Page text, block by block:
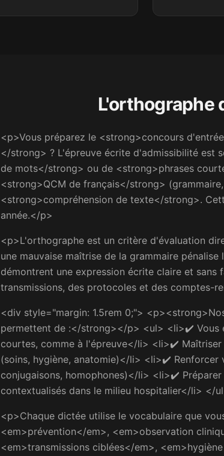
L'orthographe
<p>Vous préparez le <strong>concours
</strong> ? L'épreuve écrite d'admissibilité est
de mots</strong> ou de <strong>phrases
<strong>QCM de français</strong>
<strong>compréhension de texte</strong>.
année.</p>
<p>L'orthographe est un critère d'évaluation
une mauvaise maîtrise de la grammaire
démontrent une expression écrite claire et
transmissions, des protocoles et des comptes-
<div style="margin: 1.5rem 0;">
permettent de :</strong></p> <ul> <li>✔️ Vous
courtes, comme à l'épreuve</li> <li>✔️
(soins, hygiène, anatomie)</li> <li>✔️
conjugaisons, homophones)</li> <li>✔️
contextualisés dans le milieu hospitalier</li> </
<p>Chaque dictée utilise le vocabulaire que
<em>prévention</em>, <em>observation
<em>transmissions ciblées</em>,